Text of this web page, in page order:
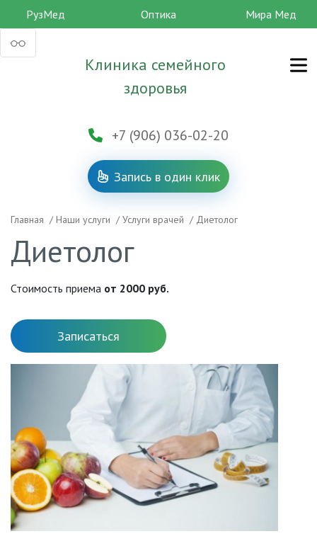
РузМед Оптика Мира Мед
Клиника семейного
здоровья
+7 (906) 036-02-20
Запись в один клик
Главная /Наши услуги /Услуги врачей / Диетолог
Диетолог
Стоимость приема от 2000 руб.
Записаться